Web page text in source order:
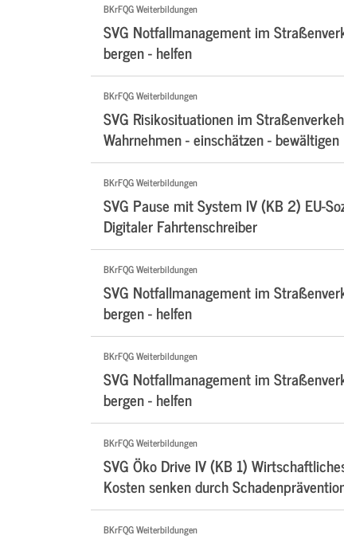
BKrFQG Weiterbildungen
SVG Notfallmanagement im
bergen - helfen
BKrFQG Weiterbildungen
SVG Risikosituationen im
Wahrnehmen - einschätzen - bewältigen
BKrFQG Weiterbildungen
SVG Pause mit System IV (KB 2) EU-
Digitaler Fahrtenschreiber
BKrFQG Weiterbildungen
SVG Notfallmanagement im
bergen - helfen
BKrFQG Weiterbildungen
SVG Notfallmanagement im
bergen - helfen
BKrFQG Weiterbildungen
SVG Öko Drive IV (KB 1)
Kosten senken durch
BKrFQG Weiterbildungen